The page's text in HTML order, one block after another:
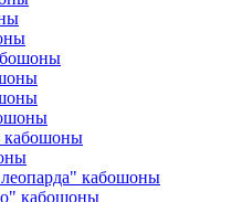
кабошоны
кабошоны
кабошоны